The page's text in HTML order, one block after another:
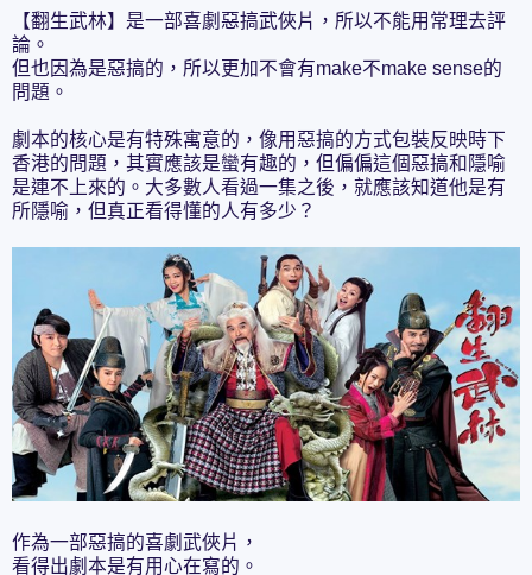
【翻生武林】是一部喜劇惡搞武俠片，所以不能用常理去評
論。
但也因為是惡搞的，所以更加不會有make不make sense的
問題。
劇本的核心是有特殊寓意的，像用惡搞的方式包裝反映時下
香港的問題，其實應該是蠻有趣的，但偏偏這個惡搞和隱喻
是連不上來的。大多數人看過一集之後，就應該知道他是有
所隱喻，但真正看得懂的人有多少？
作為一部惡搞的喜劇武俠片，
看得出劇本是有用心在寫的。